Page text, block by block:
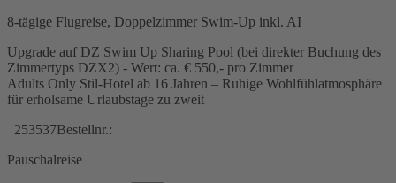
8-tägige Flugreise, Doppelzimmer Swim-Up inkl. AI
Upgrade auf DZ Swim Up Sharing Pool (bei direkter Buchung des
Zimmertyps DZX2) - Wert: ca. € 550,- pro Zimmer
Adults Only Stil-Hotel ab 16 Jahren – Ruhige Wohlfühlatmosphäre
für erholsame Urlaubstage zu zweit
253537Bestellnr.:
Pauschalreise